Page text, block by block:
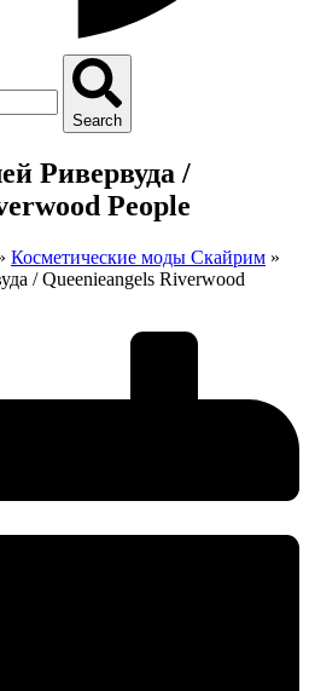
Search
Ривервуда /
People
Косметические моды Скайрим »
/ Queenieangels Riverwood